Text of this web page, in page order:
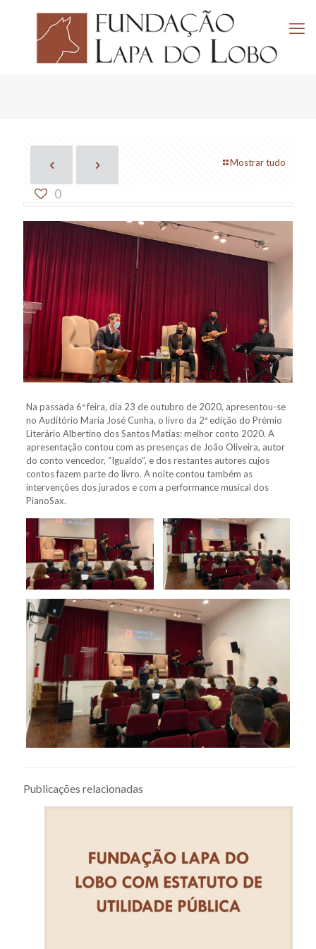
Mostrar tudo
0
Na passada 6ª feira, dia 23 de outubro de 2020, apresentou-se
no Auditório Maria José Cunha, o livro da 2ª edição do Prémio
Literário Albertino dos Santos Matias: melhor conto 2020. A
apresentação contou com as presenças de João Oliveira, autor
do conto vencedor, “Igualdo”, e dos restantes autores cujos
contos fazem parte do livro. A noite contou também as
intervenções dos jurados e com a performance musical dos
PianoSax.
Publicações relacionadas